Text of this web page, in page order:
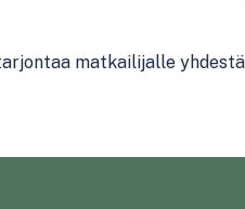
matkailijalle